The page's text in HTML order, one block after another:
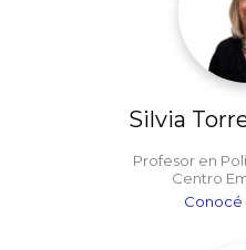
Silvia
Profesor en
Centro
Conocé